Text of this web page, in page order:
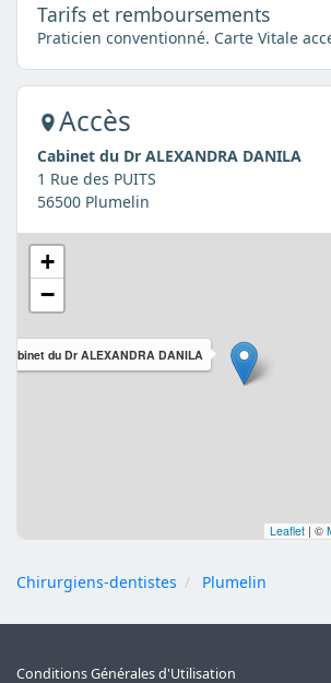
Tarifs et remboursements
Praticien conventionné. Carte Vitale
Accès
Cabinet du Dr ALEXANDRA DANILA
1 Rue des PUITS
56500 Plumelin
Cabinet du Dr ALEXANDRA DANILA
+
−
Leaflet | ©
Chirurgiens-dentistes Plumelin
Conditions Générales d'Utilisation